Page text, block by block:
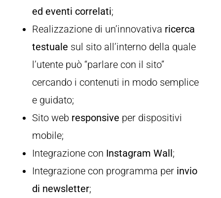
ed eventi correlati;
Realizzazione di un’innovativa ricerca
testuale sul sito all’interno della quale
l’utente può “parlare con il sito”
cercando i contenuti in modo semplice
e guidato;
Sito web responsive per dispositivi
mobile;
Integrazione con Instagram Wall;
Integrazione con programma per invio
di newsletter;